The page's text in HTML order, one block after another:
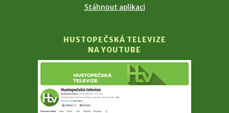
Stáhnout aplikaci
HUSTOPEČSKÁ TELEVIZE
NA YOUTUBE